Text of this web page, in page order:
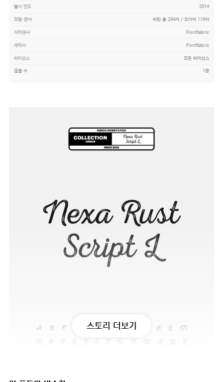
출시 연도 2014
포함 문자 라틴 총 294자 / 추가자 119자
저작권사 Fontfabric
제작사 Fontfabric
라이선스 모든 라이선스
글꼴 수 1종
스토리 더보기